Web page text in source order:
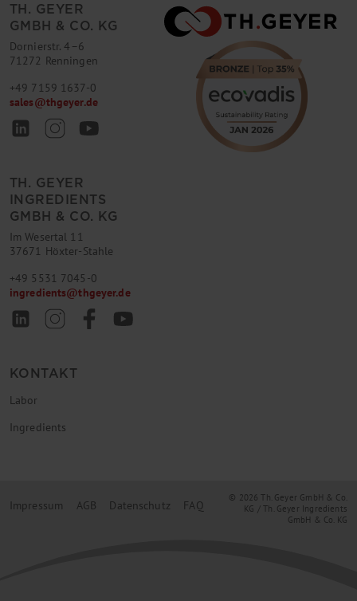
TH. GEYER
GMBH & CO. KG
Dornierstr. 4–6
71272 Renningen
+49 7159 1637-0
sales@thgeyer.de
TH. GEYER
INGREDIENTS
GMBH & CO. KG
Im Wesertal 11
37671 Höxter-Stahle
+49 5531 7045-0
ingredients@thgeyer.de
KONTAKT
Labor
Ingredients
Impressum AGB Datenschutz FAQ
© 2026 Th. Geyer GmbH & Co.
KG / Th. Geyer Ingredients
GmbH & Co. KG